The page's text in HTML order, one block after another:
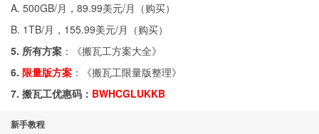
A. 500GB/月，89.99美元/月（购买）
B. 1TB/月，155.99美元/月（购买）
5. 所有方案 ：《搬瓦工方案大全》
6. 限量版方案 ：《搬瓦工限量版整理》
7. 搬瓦工优惠码： BWHCGLUKKB
新手教程